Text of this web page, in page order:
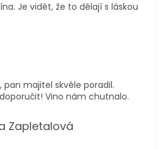
Je vidět, že to dělají s láskou
obchodu je 5 z 5 hvězdiček.
majitel skvěle poradil.
Vino nám chutnalo.
Zapletalová
obchodu je 5 z 5 hvězdiček.